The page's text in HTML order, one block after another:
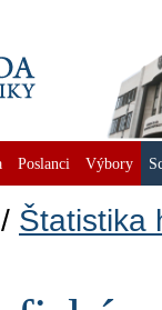
Poslanci Výbory
Štatistika